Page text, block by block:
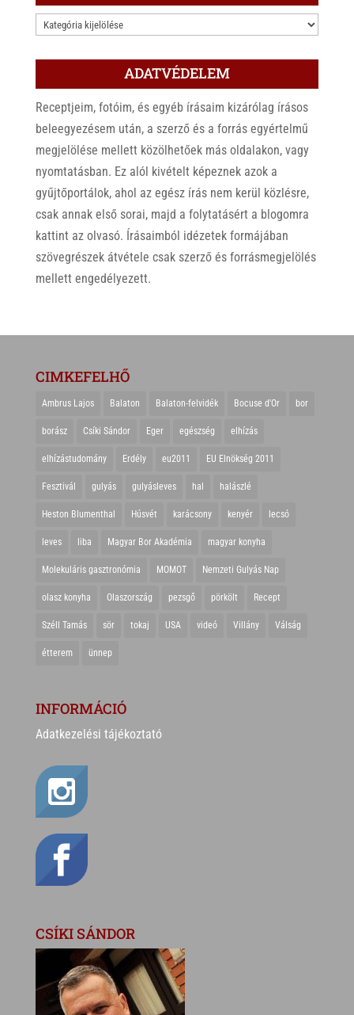
KATEGÓRIÁK
ADATVÉDELEM
Receptjeim, fotóim, és egyéb írásaim kizárólag írásos
beleegyezésem után, a szerző és a forrás egyértelmű
megjelölése mellett közölhetőek más oldalakon, vagy
nyomtatásban. Ez alól kivételt képeznek azok a
gyűjtőportálok, ahol az egész írás nem kerül közlésre,
csak annak első sorai, majd a folytatásért a blogomra
kattint az olvasó. Írásaimból idézetek formájában
szövegrészek átvétele csak szerző és forrásmegjelölés
mellett engedélyezett.
CIMKEFELHŐ
Ambrus Lajos Balaton Balaton-felvidék Bocuse d'Or bor
borász Csíki Sándor Eger egészség elhízás
elhízástudomány Erdély eu2011 EU Elnökség 2011
Fesztivál gulyás gulyásleves hal halászlé
Heston Blumenthal Húsvét karácsony kenyér lecsó
leves liba Magyar Bor Akadémia magyar konyha
Molekuláris gasztronómia MOMOT Nemzeti Gulyás Nap
olasz konyha Olaszország pezsgő pörkölt Recept
Széll Tamás sör tokaj USA videó Villány Válság
étterem ünnep
INFORMÁCIÓ
Adatkezelési tájékoztató
CSÍKI SÁNDOR